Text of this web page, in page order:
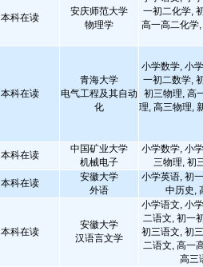
本科在读
安庆师范大学
物理学
一初二化学,
高一高二化学
本科在读
青海大学
电气工程及其自动
化
小学数学, 小
一初二数学,
初三物理, 高
理, 高三物理,
本科在读
中国矿业大学
机械电子
小学数学, 小
三物理, 初
本科在读
安徽大学
外语
小学英语, 初
中历史,
本科在读
安徽大学
汉语言文学
小学语文, 小
二语文, 初一
初三语文, 初
二语文, 高一
高三